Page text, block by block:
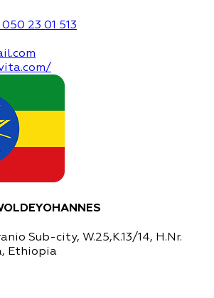
23 01 513
Sub-city, W.25,K.13/14, H.Nr.
Ethiopia